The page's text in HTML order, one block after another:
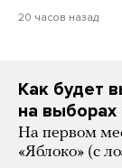
20 часов назад
Как будет
на выборах
На первом
«Яблоко» (с